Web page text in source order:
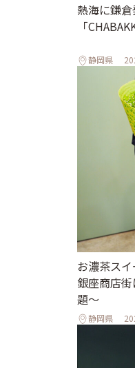
熱海に鎌
「
静岡県
お濃茶ス
銀座商店
題～
静岡県